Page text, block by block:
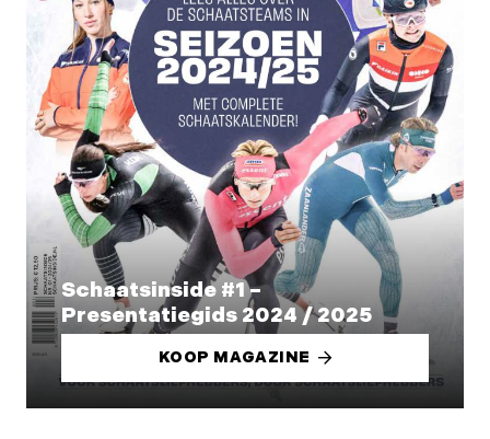
Schaatsinside #1 –
Presentatiegids 2024 / 2025
KOOP MAGAZINE